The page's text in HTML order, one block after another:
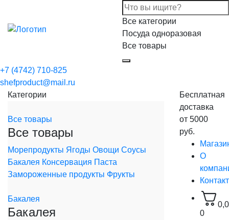
Все категории
Посуда одноразовая
Все товары
+7 (4742) 710-825
shefproduct@mail.ru
Категории
Все товары
Все товары
Морепродукты Ягоды Овощи Соусы
Бакалея Консервация Паста
Замороженные продукты Фрукты
Бакалея
Бакалея
Бесплатная
доставка
от 5000
руб.
О
0